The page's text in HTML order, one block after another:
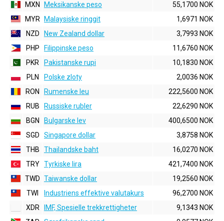
MXN
Meksikanske peso
55,1700 NOK
MYR
Malaysiske ringgit
1,6971 NOK
NZD
New Zealand dollar
3,7993 NOK
PHP
Filippinske peso
11,6760 NOK
PKR
Pakistanske rupi
10,1830 NOK
PLN
Polske zloty
2,0036 NOK
RON
Rumenske leu
222,5600 NOK
RUB
Russiske rubler
22,6290 NOK
BGN
Bulgarske lev
400,6500 NOK
SGD
Singapore dollar
3,8758 NOK
THB
Thailandske baht
16,0270 NOK
TRY Tyrkiske lira
421,7400 NOK
TWD Taiwanske dollar
19,2560 NOK
TWI
Industriens effektive valutakurs
96,2700 NOK
XDR
IMF, Spesielle trekkrettigheter
9,1343 NOK